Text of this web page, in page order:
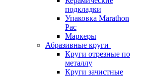
подкладки
Упаковка Marathon
Pac
Маркеры
Абразивные круги
Круги отрезные по
металлу
Круги зачистные